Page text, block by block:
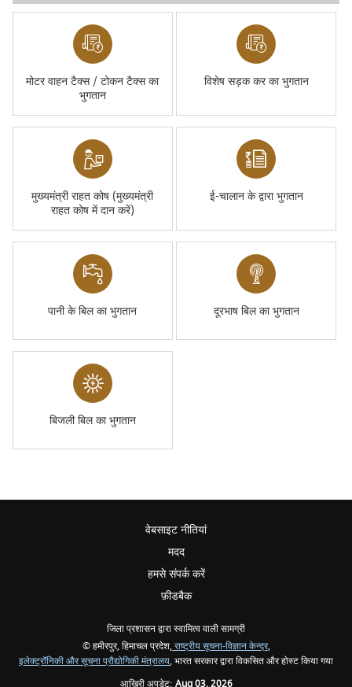
मोटर वाहन टैक्स / टोकन टैक्स का
भुगतान
विशेष सड़क कर का भुगतान
मुख्यमंत्री राहत कोष (मुख्यमंत्री
राहत कोष में दान करें)
ई-चालान के द्वारा भुगतान
पानी के बिल का भुगतान दूरभाष बिल का भुगतान
बिजली बिल का भुगतान
वेबसाइट नीतियां
मदद
हमसे संपर्क करें
फ़ीडबैक
जिला प्रशासन द्वारा स्वामित्व वाली सामग्री
© हमीरपुर, हिमाचल प्रदेश, राष्ट्रीय सूचना-विज्ञान केन्द्र,
इलेक्‍ट्रॉनिकी और सूचना प्रौद्योगिकी मंत्रालय, भारत सरकार द्वारा विकसित और होस्ट किया गया
आखिरी अपडेट: Aug 03, 2026